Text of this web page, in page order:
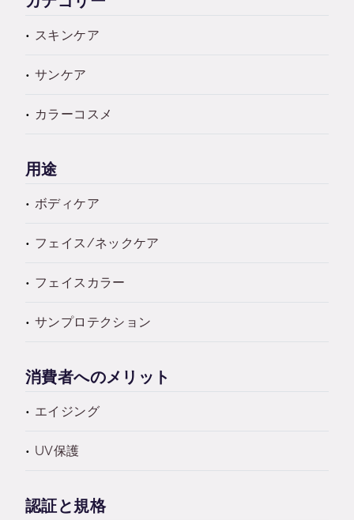
スキンケア
サンケア
カラーコスメ
用途
ボディケア
フェイス/ネックケア
フェイスカラー
サンプロテクション
消費者へのメリット
エイジング
UV保護
認証と規格